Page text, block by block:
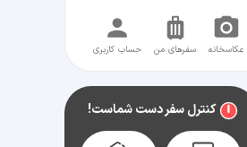
عکاسخانه سفر‌های من حساب کاربری
کنترل سفر دست شماست!